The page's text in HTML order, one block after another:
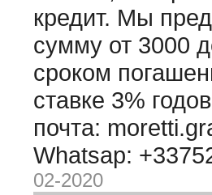
кредит. Мы
сумму от 3000
сроком
ставке 3%
почта:
Whatsap:
02-2020